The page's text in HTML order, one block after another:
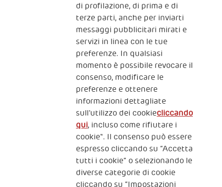
The Human Safety Net
CONTATTACI
2, Piazza Duca degli Abruzzi 34132
Trieste Italy
Fiscal code (Italy) 90017740326
VAT code 01372940328
Privacy & GDPR Policy cookies
di profilazione, di prima e di
terze parti, anche per inviarti
messaggi pubblicitari mirati e
servizi in linea con le tue
preferenze. In qualsiasi
momento è possibile revocare il
consenso, modificare le
preferenze e ottenere
informazioni dettagliate
sull’utilizzo dei cookiecliccando
qui, incluso come rifiutare i
cookie". Il consenso può essere
espresso cliccando su “Accetta
tutti i cookie” o selezionando le
diverse categorie di cookie
cliccando su “Impostazioni